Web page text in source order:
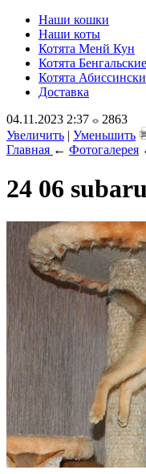
Наши кошки
Наши коты
Котята Менй Кун
Котята Бенгальские
Котята
Доставка
04.11.2023 2:37
2863
Увеличить | Уменьшить
Главная ← Фотогалерея
24 06